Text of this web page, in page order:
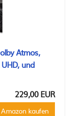
Atmos,
und
229,00 EUR
Amazon kaufen